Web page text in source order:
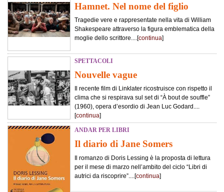
Hamnet. Nel nome del figlio
Tragedie vere e rappresentate nella vita di William
Shakespeare attraverso la figura emblematica della
moglie dello scrittore....[continua]
SPETTACOLI
Nouvelle vague
Il recente film di Linklater ricostruisce con rispetto il
clima che si respirava sul set di “À bout de souffle”
(1960), opera d’esordio di Jean Luc Godard....
[continua]
ANDAR PER LIBRI
Il diario di Jane Somers
Il romanzo di Doris Lessing è la proposta di lettura
per il mese di marzo nell’ambito del ciclo “Libri di
autrici da riscoprire”....[continua]